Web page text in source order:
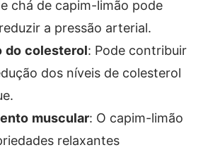
chá de capim-limão pode
a pressão arterial.
do colesterol: Pode contribuir
dos níveis de colesterol
muscular: O capim-limão
relaxantes